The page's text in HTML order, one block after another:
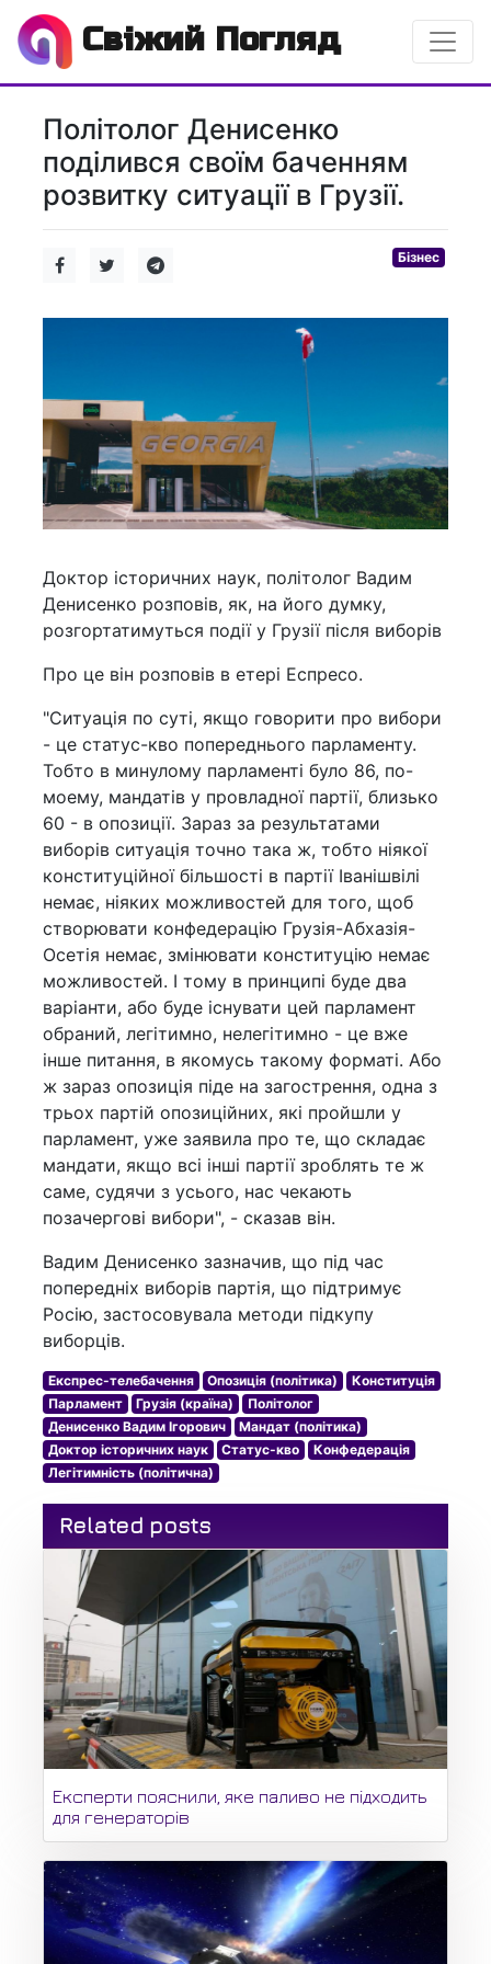
Свіжий Погляд
Політолог Денисенко
поділився своїм баченням
розвитку ситуації в Грузії.
Бізнес
Доктор історичних наук, політолог Вадим
Денисенко розповів, як, на його думку,
розгортатимуться події у Грузії після виборів
Про це він розповів в етері Еспресо.
"Ситуація по суті, якщо говорити про вибори
- це статус-кво попереднього парламенту.
Тобто в минулому парламенті було 86, по-
моему, мандатів у провладної партії, близько
60 - в опозиції. Зараз за результатами
виборів ситуація точно така ж, тобто ніякої
конституційної більшості в партії Іванішвілі
немає, ніяких можливостей для того, щоб
створювати конфедерацію Грузія-Абхазія-
Осетія немає, змінювати конституцію немає
можливостей. І тому в принципі буде два
варіанти, або буде існувати цей парламент
обраний, легітимно, нелегітимно - це вже
інше питання, в якомусь такому форматі. Або
ж зараз опозиція піде на загострення, одна з
трьох партій опозиційних, які пройшли у
парламент, уже заявила про те, що складає
мандати, якщо всі інші партії зроблять те ж
саме, судячи з усього, нас чекають
позачергові вибори", - сказав він.
Вадим Денисенко зазначив, що під час
попередніх виборів партія, що підтримує
Росію, застосовувала методи підкупу
виборців.
Експрес-телебачення Опозиція (політика)
Конституція
Парламент
Грузія (країна)
Політолог
Денисенко Вадим Ігорович
Мандат (політика)
Доктор історичних наук
Статус-кво
Конфедерація
Легітимність (політична)
Related posts
Експерти пояснили, яке паливо не підходить
для генераторів